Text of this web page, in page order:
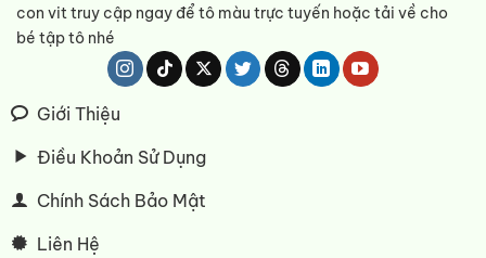
con vit truy cập ngay để tô màu trực tuyến hoặc tải về cho
bé tập tô nhé
Giới Thiệu
Điều Khoản Sử Dụng
Chính Sách Bảo Mật
Liên Hệ